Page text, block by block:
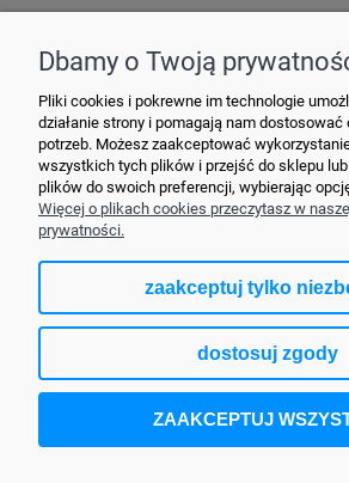
+48790635548• MAIL:
Sklep internetowy
Dbamy o Twoją
Pliki cookies i pokrewne im technologie
działanie strony i pomagają nam
potrzeb. Możesz zaakceptować
wszystkich tych plików i przejść do sklepu
plików do swoich preferencji, wybierając
Więcej o plikach cookies przeczytasz w
prywatności.
zaakceptuj tylko
dostosuj zgody
ZAAKCEPTUJ